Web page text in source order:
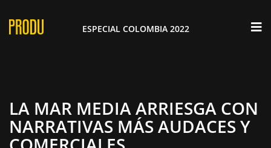
ESPECIAL COLOMBIA 2022
LA MAR MEDIA ARRIESGA CON
NARRATIVAS MÁS AUDACES Y